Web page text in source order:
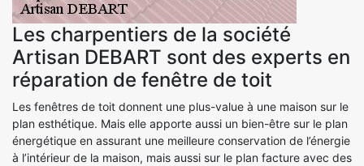
Les charpentiers de la société
Artisan DEBART sont des experts en
réparation de fenêtre de toit
Les fenêtres de toit donnent une plus-value à une maison sur le
plan esthétique. Mais elle apporte aussi un bien-être sur le plan
énergétique en assurant une meilleure conservation de l’énergie
à l’intérieur de la maison, mais aussi sur le plan facture avec des